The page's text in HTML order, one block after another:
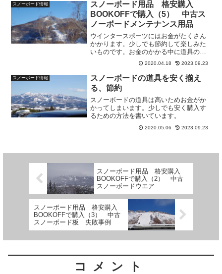
に...
スノーボード情報
スノーボード用品 格安購入
BOOKOFFで購入（5） 中古ス
ノーボードメンテナンス用品
ウインタースポーツにはお金がたくさん
かかります。少しでも節約して楽しみた
いものです。お金のかかる中に道具の購
入があります。道具購入を少しでも安く
する方法として中古の購入があります
が、BOOKOFFでの購入のすすめと私が
実際に購入した体験を通じて買い方の注
意点等を書いています。今回はメンテナ
ンス用品についてです。購入単価は安い
ですが消耗品で使用頻度の多いものある
ためばかにはできません。
2020.04.18 2023.09.23
スノーボード情報
スノーボードの道具を安く揃え
る、節約
スノーボードの道具は高いためお金がか
かってしまいます。少しでも安く購入す
るための方法を書いています。
2020.05.06 2023.09.23
スノーボード用品 格安購入
BOOKOFFで購入（2） 中古
スノーボードウエア
スノーボード用品 格安購入
BOOKOFFで購入（3） 中古
スノーボード板 失敗事例
コメント